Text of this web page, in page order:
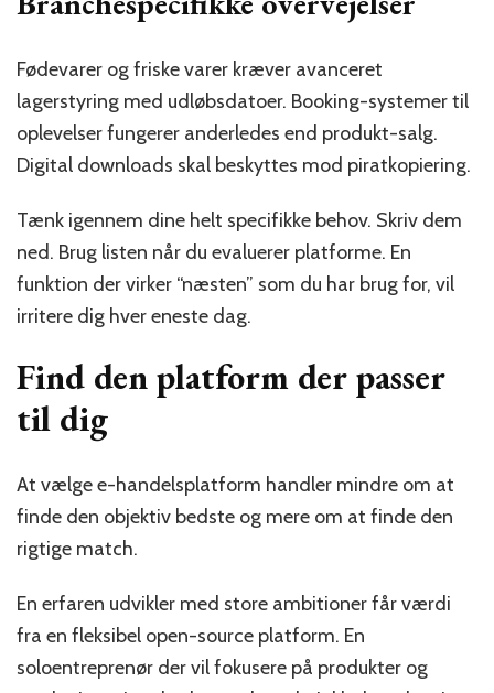
Fødevarer og friske varer kræver avanceret
lagerstyring med udløbsdatoer. Booking-systemer til
oplevelser fungerer anderledes end produkt-salg.
Digital downloads skal beskyttes mod piratkopiering.
Tænk igennem dine helt specifikke behov. Skriv dem
ned. Brug listen når du evaluerer platforme. En
funktion der virker “næsten” som du har brug for, vil
irritere dig hver eneste dag.
Find den platform der passer
til dig
At vælge e-handelsplatform handler mindre om at
finde den objektiv bedste og mere om at finde den
rigtige match.
En erfaren udvikler med store ambitioner får værdi
fra en fleksibel open-source platform. En
soloentreprenør der vil fokusere på produkter og